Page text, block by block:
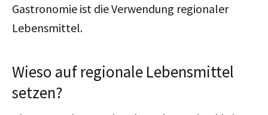
Gastronomie ist die Verwendung regionaler
Lebensmittel.
Wieso auf regionale Lebensmittel
setzen?